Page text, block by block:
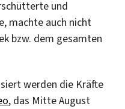
und
machte auch nicht
bzw. dem gesamten
werden die Kräfte
, das Mitte August